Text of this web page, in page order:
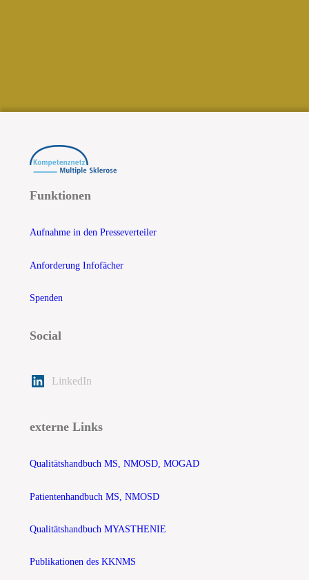
Funktionen
Aufnahme in den Presseverteiler
Anforderung Infofächer
Spenden
Social
LinkedIn
externe Links
Qualitätshandbuch MS, NMOSD, MOGAD
Patientenhandbuch MS, NMOSD
Qualitätshandbuch MYASTHENIE
Publikationen des KKNMS